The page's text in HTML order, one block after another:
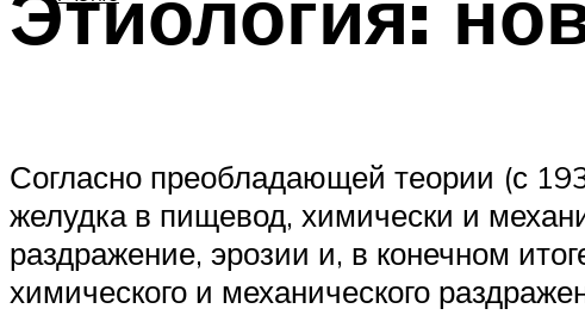
Согласно преобладающей теории (с
желудка в пищевод, химически и
раздражение, эрозии и, в конечном
химического и механического